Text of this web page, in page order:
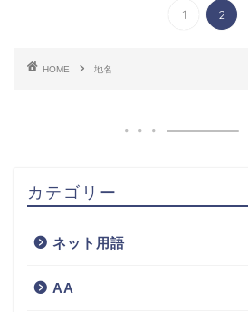
1 2
HOME 地名
カテゴリー
ネット用語
AA